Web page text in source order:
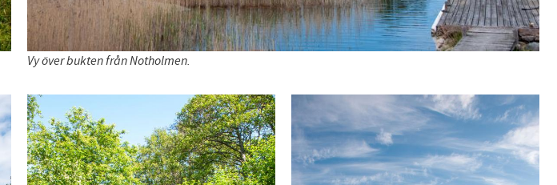
Vy över bukten från Notholmen.